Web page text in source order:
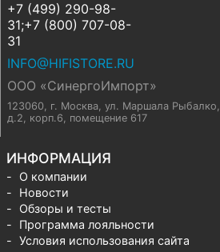
+7 (499) 290-98-
31;+7 (800) 707-08-
31
INFO@HIFISTORE.RU
ООО «СинергоИмпорт»
123060, г. Москва, ул. Маршала Рыбалко,
д.2, корп.6, помещение 617
ИНФОРМАЦИЯ
О компании
Новости
Обзоры и тесты
Программа лояльности
Условия использования сайта